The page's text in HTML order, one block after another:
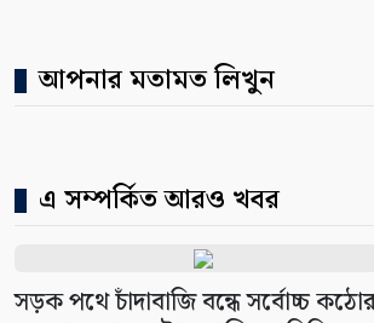
আপনার মতামত লিখুন
এ সম্পর্কিত আরও খবর
সড়ক পথে চাঁদাবাজি বন্ধে সর্বোচ্চ